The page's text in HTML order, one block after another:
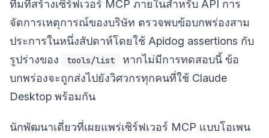
ทีมที่สร้างเซิร์ฟเวอร์ MCP ภายในสำหรับ API การ
จัดการเหตุการณ์ของบริษัท ตรวจพบข้อบกพร่องสาม
ประการในหนึ่งสัปดาห์โดยใช้ Apidog assertions กับ
รูปร่างของ
tools/list
หากไม่มีการทดสอบนี้ ข้อ
บกพร่องจะถูกส่งไปยังวิศวกรทุกคนที่ใช้ Claude
Desktop พร้อมกัน
นักพัฒนาเดี่ยวที่เผยแพร่เซิร์ฟเวอร์ MCP แบบโอเพน